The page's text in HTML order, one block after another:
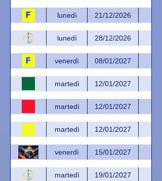
lunedì 21/12/2026
lunedì 28/12/2026
venerdì 08/01/2027
martedì 12/01/2027
martedì 12/01/2027
martedì 12/01/2027
venerdì 15/01/2027
martedì 19/01/2027